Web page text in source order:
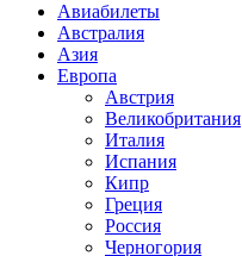
Авиабилеты
Австралия
Азия
Европа
Австрия
Великобритания
Италия
Испания
Кипр
Греция
Россия
Черногория